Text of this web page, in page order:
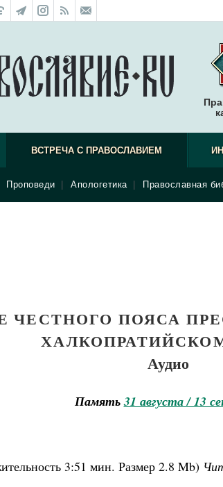
ВСТРЕЧА С ПРАВОСЛАВИЕМ
Проповеди Апологетика Православная
ЧЕСТНОГО ПОЯСА
Аудио
Память31 августа / 13
3:51 мин. Размер 2.8 Mb)